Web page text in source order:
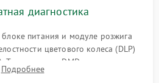
диагностика
питания и модуле розжига
цветового колеса (DLP)
Тестирование DMD-чипа, датчиков
с помощью мультиметра и
Подробнее